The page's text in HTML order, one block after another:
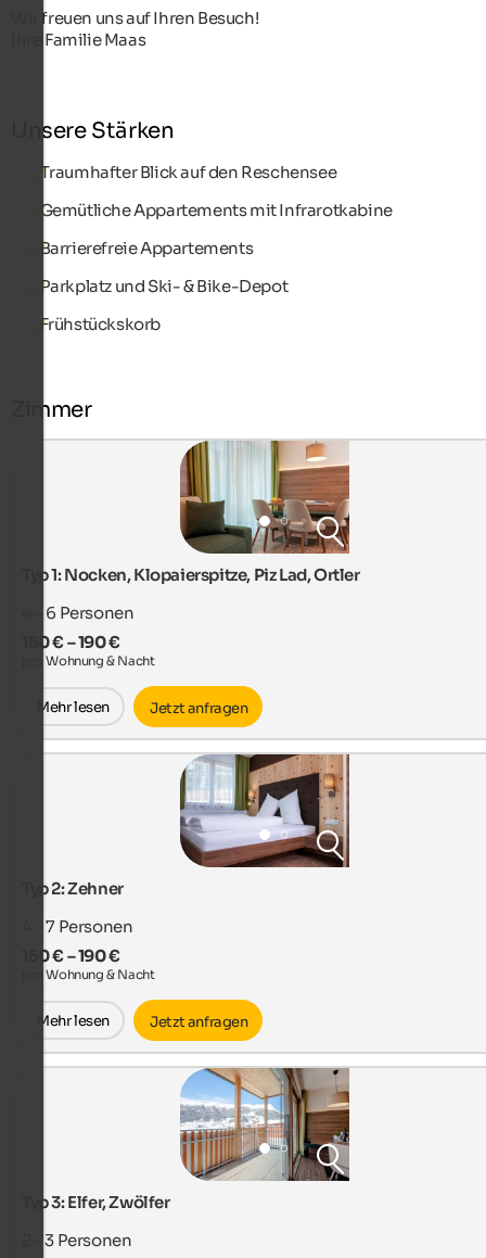
Wir freuen uns auf Ihren Besuch!
Ihre Familie Maas
Unsere Stärken
Traumhafter Blick auf den Reschensee
Gemütliche Appartements mit Infrarotkabine
Barrierefreie Appartements
Parkplatz und Ski- & Bike-Depot
Frühstückskorb
Zimmer
Typ 1: Nocken, Klopaierspitze, Piz Lad, Ortler
4 - 6 Personen
150 € – 190 €
pro Wohnung & Nacht
Mehr lesen Jetzt anfragen
Typ 2: Zehner
4 - 7 Personen
150 € – 190 €
pro Wohnung & Nacht
Mehr lesen Jetzt anfragen
Typ 3: Elfer, Zwölfer
2 - 3 Personen